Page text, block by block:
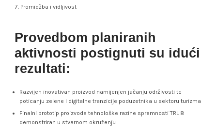
Promidžba i vidljivost
Provedbom planiranih
aktivnosti postignuti su idući
rezultati:
Razvijen inovativan proizvod namijenjen jačanju održivosti te
poticanju zelene i digitalne tranzicije poduzetnika u sektoru turizma
Finalni prototip proizvoda tehnološke razine spremnosti TRL 8
demonstriran u stvarnom okruženju